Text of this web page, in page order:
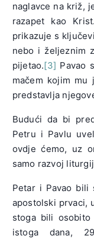
naglavce na križ,
razapet kao
prikazuje s
nebo i željeznim
pijetao.[3] Pavao
mačem kojim
predstavlja
Budući da bi
Petru i Pavlu
ovdje ćemo, uz
samo razvoj
Petar i Pavao bili
apostolski prvaci,
stoga bili osobito
istoga dana,